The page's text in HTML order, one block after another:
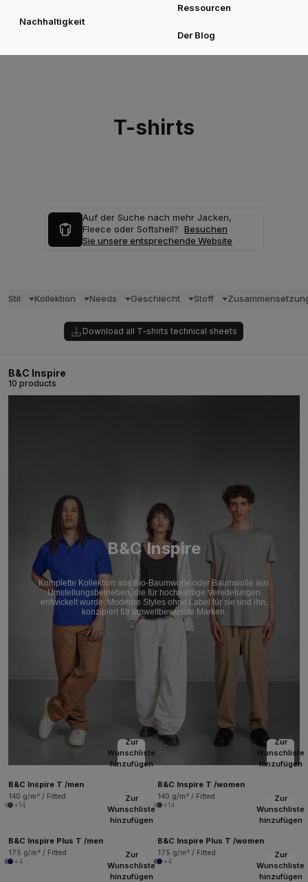
Nachhaltigkeit
Ressourcen
Der Blog
T-shirts
Auf der Suche nach mehr Jacken,
Fleece oder Softshell? Besuchen
Sie unsere entsprechende Website
Stil Kollektion Needs Geschlecht Stoff
Download all T-shirts technical sheets
B&C Inspire
10 products
B&C Inspire
Komplette Kollektion aus Bio-Baumwolle oder Baumwolle aus
Umstellungsbetrieben, die für hochwertige Veredelungen
entwickelt wurde. Moderne Styles ohne Label für sie und ihn,
konzipiert für umweltbewusste Marken.
Zur
Wunschliste
hinzufügen
B&C Inspire T /men
140 g/m² / Fitted
+14
Zur
Wunschliste
hinzufügen
B&C Inspire T /women
140 g/m² / Fitted
+14
Zur
Wunschliste
hinzufügen
B&C Inspire Plus T /men
175 g/m² / Fitted
+4
Zur
Wunschliste
hinzufügen
B&C Inspire Plus T /women
175 g/m² / Fitted
+4
Zur
Wunschliste
hinzufügen
Zur
Wunschliste
hinzufügen